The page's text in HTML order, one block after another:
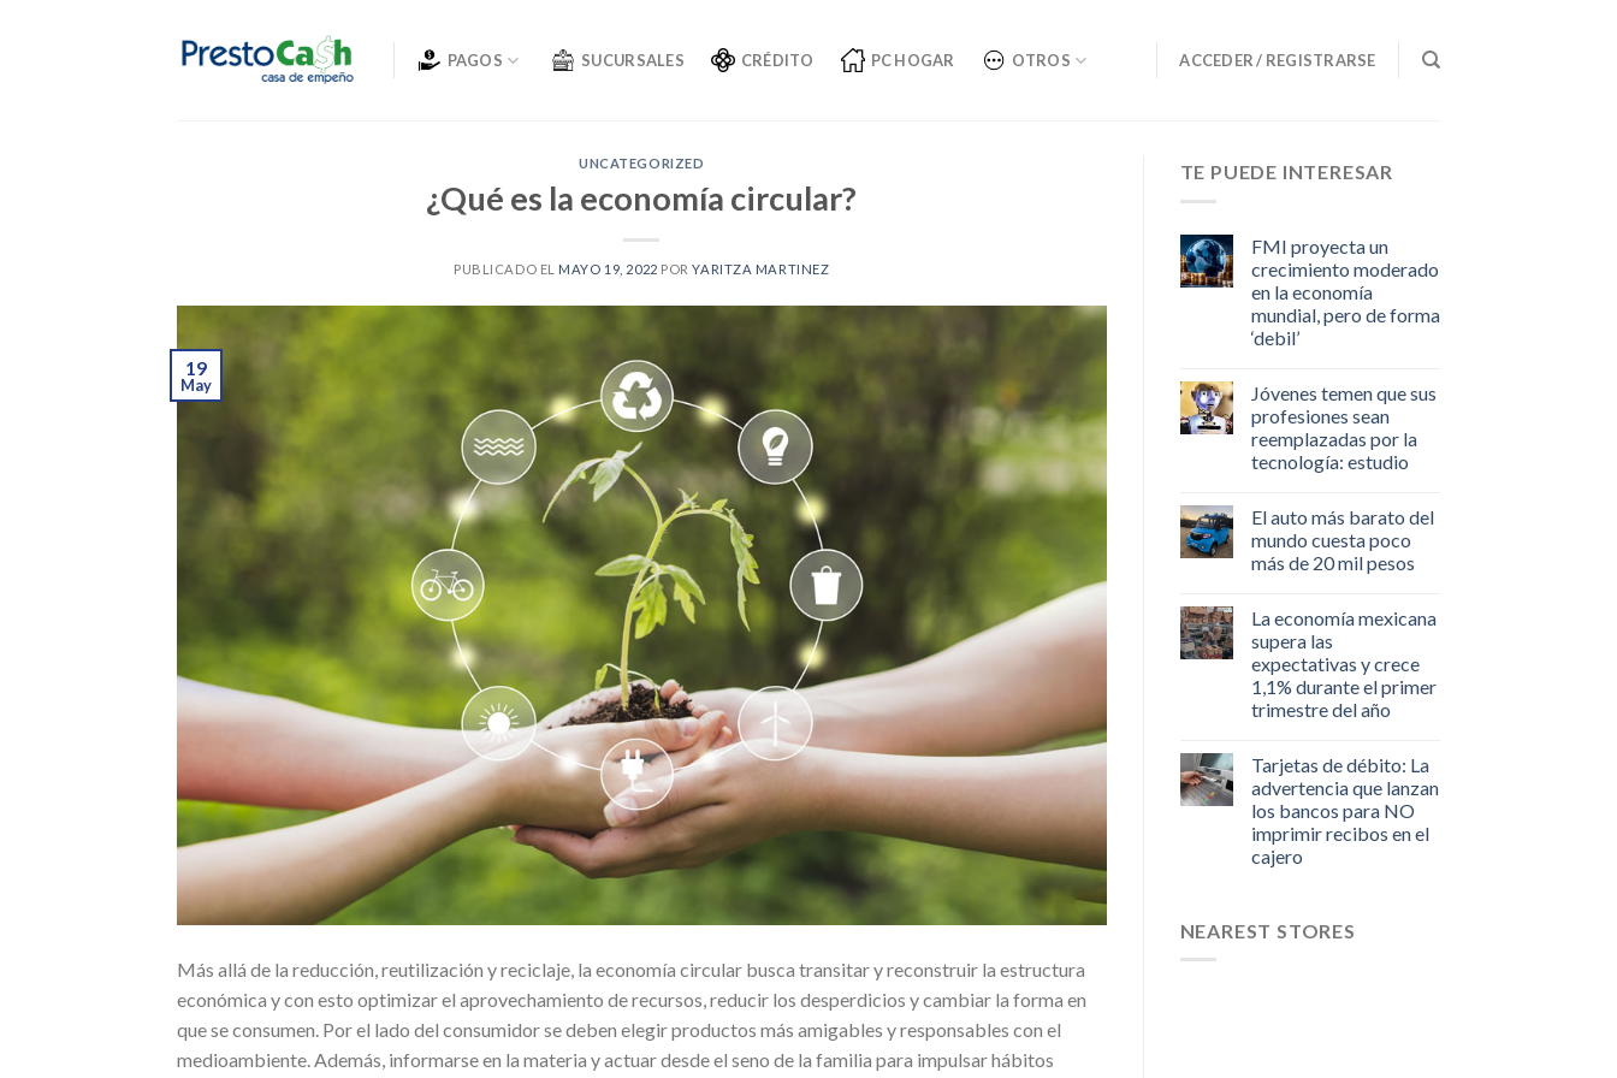
PAGOS SUCURSALES CRÉDITO PC HOGAR OTROS ACCEDER / REGISTRARSE
UNCATEGORIZED
¿Qué es la economía circular?
PUBLICADO EL MAYO 19, 2022 PORYARITZA MARTINEZ
19
May
Más allá de la reducción, reutilización y reciclaje, la economía circular busca transitar y reconstruir la estructura
económica y con esto optimizar el aprovechamiento de recursos, reducir los desperdicios y cambiar la forma en
que se consumen. Por el lado del consumidor se deben elegir productos más amigables y responsables con el
medioambiente. Además, informarse en la materia y actuar desde el seno de la familia para impulsar hábitos
TE PUEDE INTERESAR
FMI proyecta un
crecimiento moderado
en la economía
mundial, pero de forma
‘debil’
Jóvenes temen que sus
profesiones sean
reemplazadas por la
tecnología: estudio
El auto más barato del
mundo cuesta poco
más de 20 mil pesos
La economía mexicana
supera las
expectativas y crece
1,1% durante el primer
trimestre del año
Tarjetas de débito: La
advertencia que lanzan
los bancos para NO
imprimir recibos en el
cajero
NEAREST STORES